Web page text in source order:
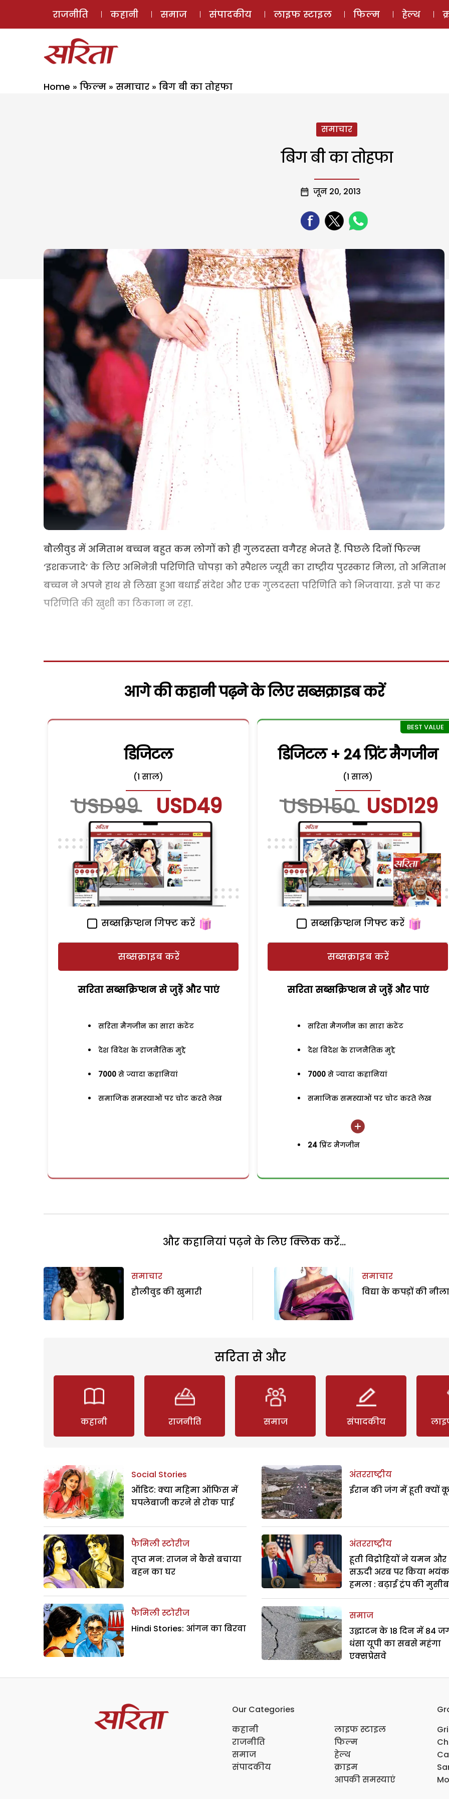
ई-मैगज़ीन
राजनीति कहानी समाज संपादकीय लाइफ स्टाइल फिल्म हेल्थ
Home » फिल्म » समाचार » बिग बी का तोहफा
समाचार
बिग बी का तोहफा
जून 20, 2013
बौलीवुड में अमिताभ बच्चन बहुत कम लोगों को ही गुलदस्ता वगैरह भेजते हैं. पिछले दिनों फिल्म
‘इशकजादे’ के लिए अभिनेत्री परिणिति चोपड़ा को स्पैशल ज्यूरी का राष्ट्रीय पुरस्कार मिला, तो अमिताभ
बच्चन ने अपने हाथ से लिखा हुआ बधाई संदेश और एक गुलदस्ता परिणिति को भिजवाया. इसे पा कर
परिणिति की खुशी का ठिकाना न रहा.
आगे की कहानी पढ़ने के लिए सब्सक्राइब करें
डिजिटल
(1 साल)
USD99 USD49
सब्सक्रिप्शन गिफ्ट करें
सब्सक्राइब करें
सरिता सब्सक्रिप्शन से जुड़ेें और पाएं
सरिता मैगजीन का सारा कंटेंट
देश विदेश के राजनैतिक मुद्दे
7000 से ज्यादा कहानियां
समाजिक समस्याओं पर चोट करते लेख
डिजिटल + 24 प्रिंट मैगजीन
(1 साल)
USD150 USD129
सब्सक्रिप्शन गिफ्ट करें
सब्सक्राइब करें
सरिता सब्सक्रिप्शन से जुड़ेें और पाएं
सरिता मैगजीन का सारा कंटेंट
देश विदेश के राजनैतिक मुद्दे
7000 से ज्यादा कहानियां
समाजिक समस्याओं पर चोट करते लेख
24 प्रिंट मैगजीन
और कहानियां पढ़ने के लिए क्लिक करें...
समाचार
हौलीवुड की खुमारी
समाचार
विद्या के कपड़ों की
सरिता से और
कहानी राजनीति समाज संपादकीय
Social Stories
ऑडिट: क्या महिमा ऑफिस में
घपलेबाजी करने से रोक पाई
फैमिली स्टोरीज
तृप्त मन: राजन ने कैसे बचाया
बहन का घर
फैमिली स्टोरीज
Hindi Stories: आंगन का बिरवा
अंतरराष्ट्रीय
ईरान की जंग में हूती क्यों
अंतरराष्ट्रीय
हूती विद्रोहियों ने यमन और
सऊदी अरब पर किया
हमला : बढ़ाई ट्रंप की
समाज
उद्घाटन के 18 दिन में 84
धंसा यूपी का सबसे महंगा
एक्सप्रेसवे
Our Categories
कहानी
राजनीति
समाज
संपादकीय
लाइफ स्टाइल
फिल्म
हेल्थ
क्राइम
आपकी समस्याएं